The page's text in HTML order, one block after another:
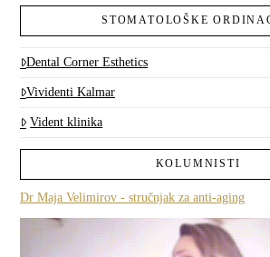
STOMATOLOŠKE
Dental Corner Esthetics
Vividenti Kalmar
Vident klinika
KOLUMNISTI
Dr Maja Velimirov - stručnjak za anti-aging